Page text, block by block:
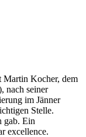
Martin Kocher, dem
nach seiner
im Jänner
Stelle.
gab. Ein
excellence.